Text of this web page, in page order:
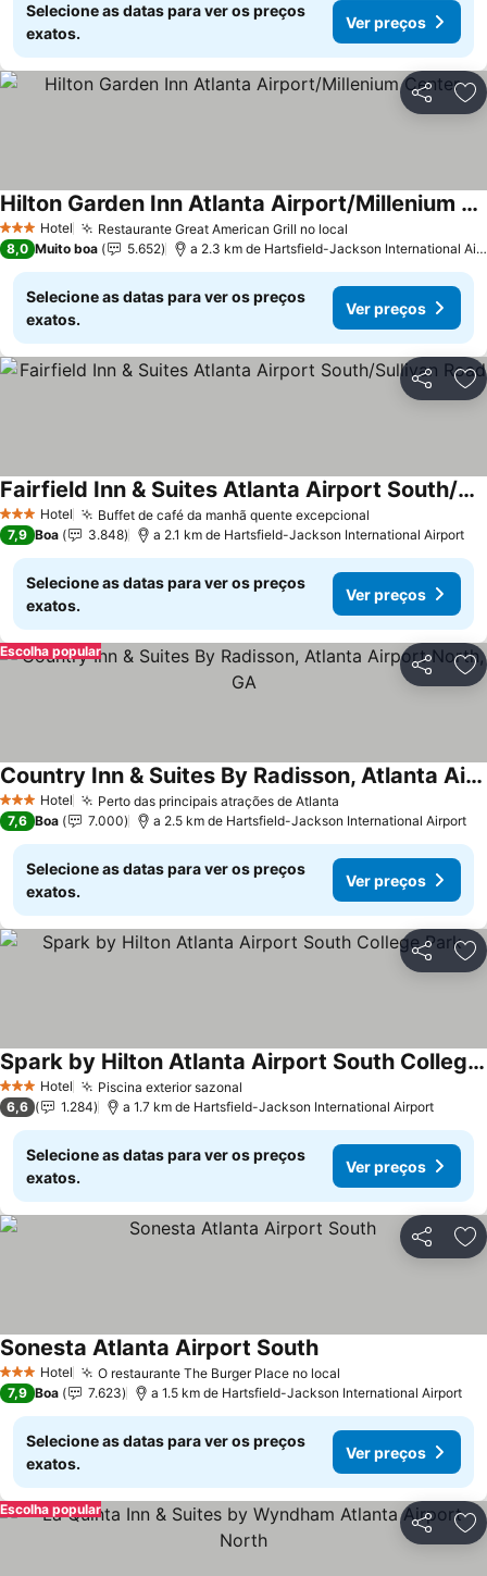
Selecione as datas para ver os preços
exatos.
Ver preços
Partilhar
3 EstrelasHotel Restaurante Great American Grill no local
Hilton Garden Inn Atlanta Airport/Millenium Center
8,0 Muito boa 5.652 a 2.3 km de Hartsfield-Jackson International Airport
Selecione as datas para ver os preços
exatos.
Ver preços
Partilhar
3 EstrelasHotel Buffet de café da manhã quente excepcional
Fairfield Inn & Suites Atlanta Airport South/Sullivan Road
7,9 Boa 3.848 a 2.1 km de Hartsfield-Jackson International Airport
Selecione as datas para ver os preços
exatos.
Ver preços
Partilhar
Escolha popular
3 EstrelasHotel Perto das principais atrações de Atlanta
Country Inn & Suites By Radisson, Atlanta Airport North, GA
7,6 Boa 7.000 a 2.5 km de Hartsfield-Jackson International Airport
Selecione as datas para ver os preços
exatos.
Ver preços
Partilhar
3 EstrelasHotel Piscina exterior sazonal
Spark by Hilton Atlanta Airport South College Park
6,6 1.284 a 1.7 km de Hartsfield-Jackson International Airport
Selecione as datas para ver os preços
exatos.
Ver preços
Partilhar
3 EstrelasHotel O restaurante The Burger Place no local
Sonesta Atlanta Airport South
7,9 Boa 7.623 a 1.5 km de Hartsfield-Jackson International Airport
Selecione as datas para ver os preços
exatos.
Ver preços
Partilhar
Escolha popular